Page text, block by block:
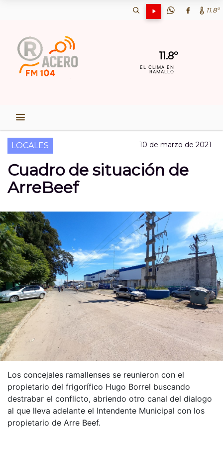
11.8º
11.8º
EL CLIMA EN
RAMALLO
LOCALES 10 de marzo de 2021
Cuadro de situación de
ArreBeef
Los concejales ramallenses se reunieron con el
propietario del frigorífico Hugo Borrel buscando
destrabar el conflicto, abriendo otro canal del dialogo
al que lleva adelante el Intendente Municipal con los
propietario de Arre Beef.